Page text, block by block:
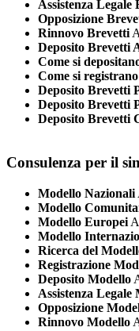
Assistenza Legale
Opposizione
Rinnovo Brevetti
Deposito Brevetti
Come si
Come si
Deposito Brevetti
Deposito Brevetti
Deposito Brevetti
Consulenza per il
Modello Nazionali
Modello
Modello Europei
Modello
Ricerca del
Registrazione
Deposito Modello
Assistenza Legale
Opposizione
Rinnovo Modello